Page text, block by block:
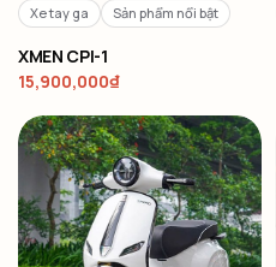
Xe tay ga Sản phẩm nổi bật
XMEN CPI-1
15,900,000₫